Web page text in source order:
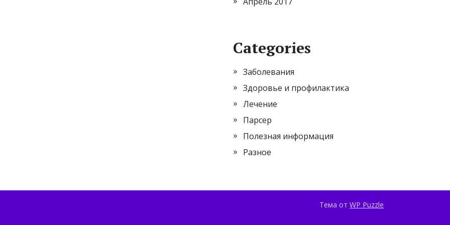
Categories
Заболевания
Здоровье и профилактика
Лечение
Парсер
Полезная информация
Разное
Тема от WP Puzzle